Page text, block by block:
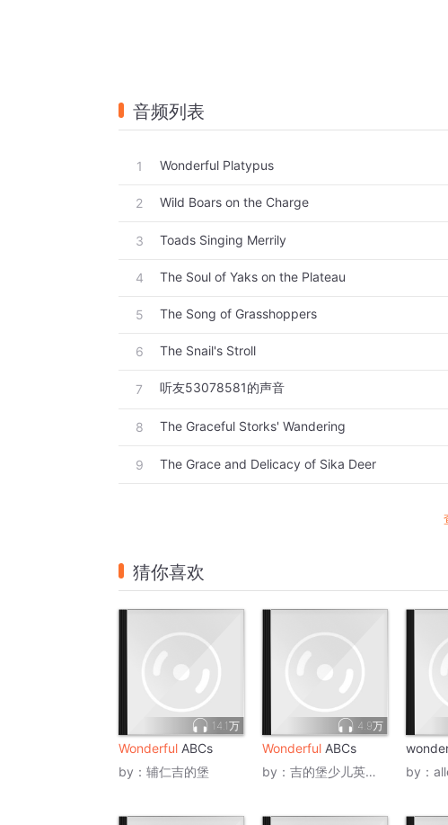
音频列表
1 Wonderful Platypus
2 Wild Boars on the Charge
3 Toads Singing Merrily
4 The Soul of Yaks on the Plateau
5 The Song of Grasshoppers
6 The Snail's Stroll
7 听友53078581的声音
8 The Graceful Storks' Wandering
9 The Grace and Delicacy of Sika Deer
猜你喜欢
14.1万
Wonderful ABCs
by： 辅仁吉的堡
4.9万
Wonderful ABCs
by： 吉的堡少儿英语童睿校
by：